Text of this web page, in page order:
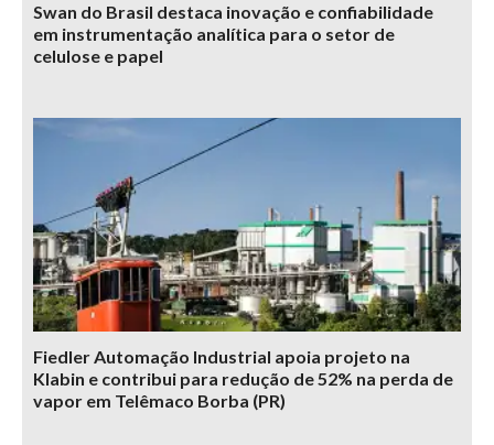
Swan do Brasil destaca inovação e confiabilidade
em instrumentação analítica para o setor de
celulose e papel
Fiedler Automação Industrial apoia projeto na
Klabin e contribui para redução de 52% na perda de
vapor em Telêmaco Borba (PR)